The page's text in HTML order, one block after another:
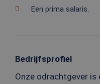
Een prima salaris.
Bedrijfsprofiel
Onze odrachtgever is